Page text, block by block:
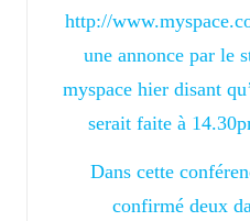
http://
une annonce par le
myspace hier disant
serait faite à
Dans cette
confirmé deux